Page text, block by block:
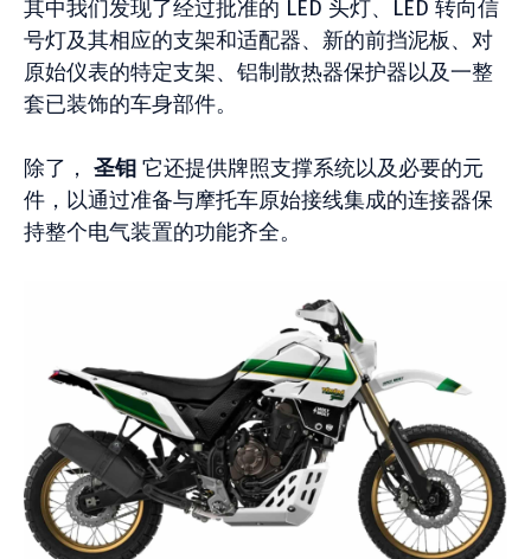
其中我们发现了经过批准的 LED 头灯、LED 转向信
号灯及其相应的支架和适配器、新的前挡泥板、对
原始仪表的特定支架、铝制散热器保护器以及一整
套已装饰的车身部件。
除了， 圣钼 它还提供牌照支撑系统以及必要的元
件，以通过准备与摩托车原始接线集成的连接器保
持整个电气装置的功能齐全。